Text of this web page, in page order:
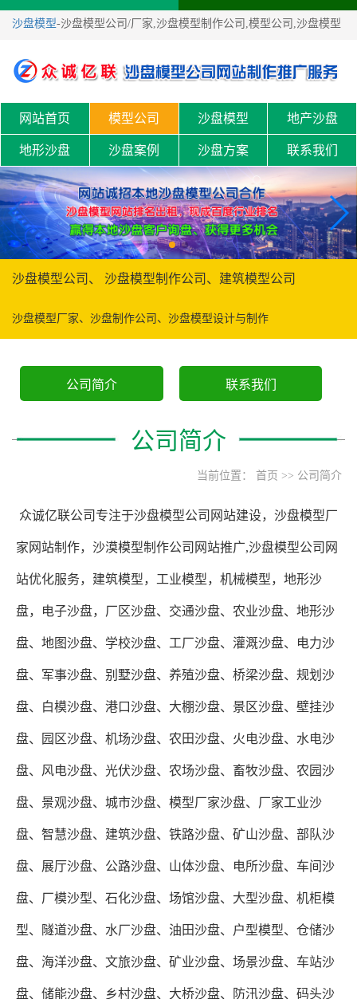
沙盘模型-沙盘模型公司/厂家,沙盘模型制作公司,模型公司,沙盘模型
制作！
网站首页 模型公司 沙盘模型 地产沙盘
地形沙盘 沙盘案例 沙盘方案 联系我们
沙盘模型公司、 沙盘模型制作公司、建筑模型公司
沙盘模型厂家、沙盘制作公司、沙盘模型设计与制作
公司简介 联系我们
公司简介
当前位置： 首页 >> 公司简介
众诚亿联公司专注于沙盘模型公司网站建设，沙盘模型厂
家网站制作，沙漠模型制作公司网站推广,沙盘模型公司网
站优化服务，建筑模型，工业模型，机械模型，地形沙
盘，电子沙盘， 厂区沙盘、交通沙盘、农业沙盘、地形沙
盘、地图沙盘、学校沙盘、工厂沙盘、灌溉沙盘、电力沙
盘、军事沙盘、别墅沙盘、养殖沙盘、桥梁沙盘、规划沙
盘、白模沙盘、港口沙盘、大棚沙盘、景区沙盘、壁挂沙
盘、园区沙盘、机场沙盘、农田沙盘、火电沙盘、水电沙
盘、风电沙盘、光伏沙盘、农场沙盘、畜牧沙盘、农园沙
盘、景观沙盘、城市沙盘、模型厂家沙盘、厂家工业沙
盘、智慧沙盘、建筑沙盘、铁路沙盘、矿山沙盘、部队沙
盘、展厅沙盘、公路沙盘、山体沙盘、电所沙盘、车间沙
盘、厂模沙型、石化沙盘、场馆沙盘、大型沙盘、机柜模
型、隧道沙盘、水厂沙盘、油田沙盘、户型模型、仓储沙
盘、海洋沙盘、文旅沙盘、矿业沙盘、场景沙盘、车站沙
盘、储能沙盘、乡村沙盘、大桥沙盘、防汛沙盘、码头沙